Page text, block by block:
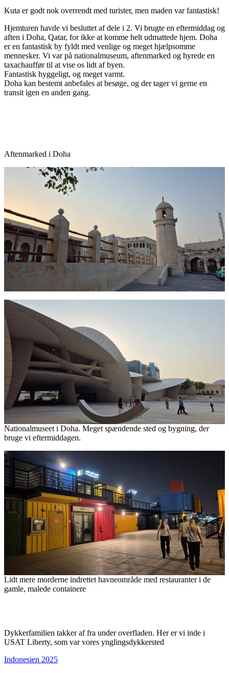
Kuta er godt nok overrendt med turister, men maden var fantastisk!
Hjemturen havde vi besluttet af dele i 2. Vi brugte en eftermiddag og
aften i Doha, Qatar, for ikke at komme helt udmattede hjem. Doha
er en fantastisk by fyldt med venlige og meget hjælpsomme
mennesker. Vi var på nationalmuseum, aftenmarked og hyrede en
taxachauffør til at vise os lidt af byen.
Fantastisk hyggeligt, og meget varmt.
Doha kan bestemt anbefales at besøge, og der tager vi gerne en
transit igen en anden gang.
Aftenmarked i Doha
Nationalmuseet i Doha. Meget spændende sted og bygning, der
bruge vi eftermiddagen.
Lidt mere morderne indrettet havneområde med restauranter i de
gamle, malede containere
Dykkerfamilien takker af fra under overfladen. Her er vi inde i
USAT Liberty, som var vores ynglingsdykkersted
Indonesien 2025